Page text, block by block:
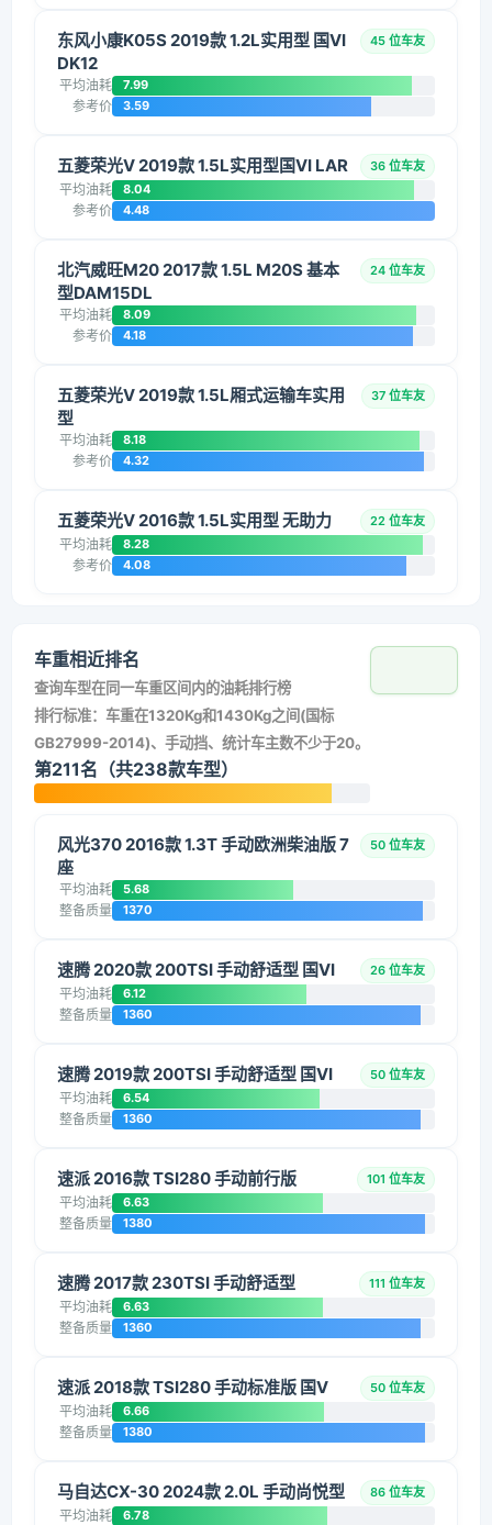
东风小康K05S 2019款 1.2L实用型 国VI
DK12
45 位车友
平均油耗 7.99
参考价 3.59
五菱荣光V 2019款 1.5L实用型国VI LAR 36 位车友
平均油耗 8.04
参考价 4.48
北汽威旺M20 2017款 1.5L M20S 基本
型DAM15DL
24 位车友
平均油耗 8.09
参考价 4.18
五菱荣光V 2019款 1.5L厢式运输车实用
型
37 位车友
平均油耗 8.18
参考价 4.32
五菱荣光V 2016款 1.5L实用型 无助力 22 位车友
平均油耗 8.28
参考价 4.08
车重相近排名
查询车型在同一车重区间内的油耗排行榜
排行标准：车重在1320Kg和1430Kg之间(国标
GB27999-2014)、手动挡、统计车主数不少于20。
第211名（共238款车型）
风光370 2016款 1.3T 手动欧洲柴油版 7
座
50 位车友
平均油耗 5.68
整备质量 1370
速腾 2020款 200TSI 手动舒适型 国VI 26 位车友
平均油耗 6.12
整备质量 1360
速腾 2019款 200TSI 手动舒适型 国VI 50 位车友
平均油耗 6.54
整备质量 1360
速派 2016款 TSI280 手动前行版 101 位车友
平均油耗 6.63
整备质量 1380
速腾 2017款 230TSI 手动舒适型 111 位车友
平均油耗 6.63
整备质量 1360
速派 2018款 TSI280 手动标准版 国V 50 位车友
平均油耗 6.66
整备质量 1380
马自达CX-30 2024款 2.0L 手动尚悦型 86 位车友
平均油耗 6.78